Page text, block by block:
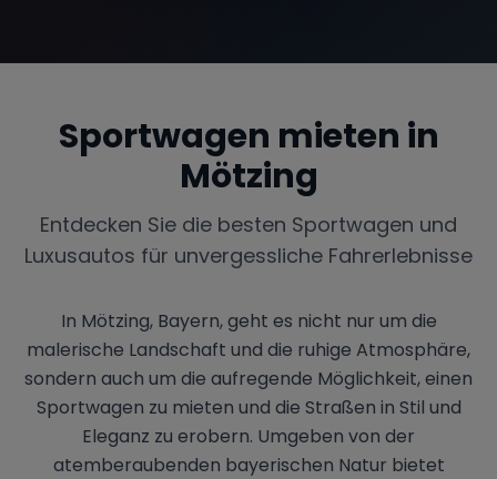
Sportwagen mieten in
Mötzing
Entdecken Sie die besten Sportwagen und
Luxusautos für unvergessliche Fahrerlebnisse
In Mötzing, Bayern, geht es nicht nur um die
malerische Landschaft und die ruhige Atmosphäre,
sondern auch um die aufregende Möglichkeit, einen
Sportwagen zu mieten und die Straßen in Stil und
Eleganz zu erobern. Umgeben von der
atemberaubenden bayerischen Natur bietet